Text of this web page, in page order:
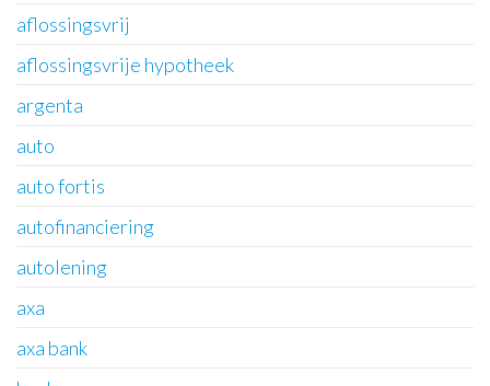
aflossingsvrij
aflossingsvrije hypotheek
argenta
auto
auto fortis
autofinanciering
autolening
axa
axa bank